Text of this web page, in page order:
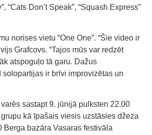
Don’t Speak”, “Squash Express”
norises vietu “One One”. “Šie video ir
Grafcovs. “Tajos mūs var redzēt
atspoguļo tā garu. Dažus
ir brīvi improvizētas un
sastapt 9. jūnijā pulksten 22.00
kā īpašais viesis uzstāsies džeza
bazāra Vasaras festivāla